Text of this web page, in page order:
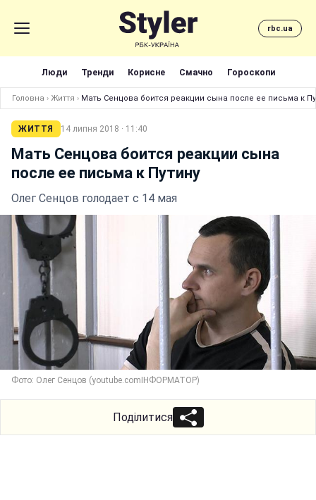
rbc.ua
Люди Тренди Корисне Смачно Гороскопи
Головна › Життя › Мать Сенцова боится реакции сына после ее письма к
ЖИТТЯ 14 липня 2018 · 11:40
Мать Сенцова боится реакции сына
после ее письма к Путину
Олег Сенцов голодает с 14 мая
Фото: Олег Сенцов (youtube.comІНФОРМАТОР)
Поділитися